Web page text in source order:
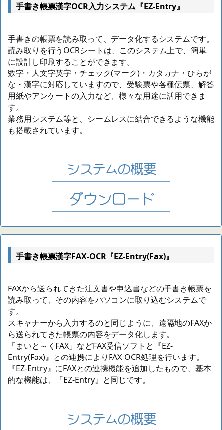
手書き帳票漢字OCR入力システム『EZ-Entry』
手書きの帳票を読み取って、データ化するシステムです。
読み取りを行うOCRシートは、このシステム上で、簡単
に設計し印刷することができます。
数字・大文字英字・チェック(マーク)・カタカナ・ひらが
な・漢字に対応していますので、受験票や各種伝票、解答
用紙やアンケートの入力など、様々な用途に活用できま
す。
業務用システム等と、シームレスに結合できるような機能
も搭載されています。
手書き帳票漢字FAX-OCR『EZ-Entry(Fax)』
FAXから送られてきた注文書や申込書などの手書き帳票を
読み取って、その内容をパソコンに取り込むシステムで
す。
スキャナーから入力するのと同じように、遠隔地のFAXか
ら送られてきた帳票の内容をデータ化します。
「まいと～くFAX」などFAX受信ソフトと『EZ-
Entry(Fax)』との連携によりFAX-OCR処理を行います。
『EZ-Entry』にFAXとの連携機能を追加したもので、基本
的な機能は、『EZ-Entry』と同じです。